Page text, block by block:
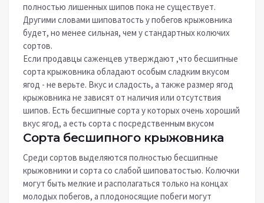
полностью лишенных шипов пока не существует.
Другими словами шиповатость у побегов крыжовника
будет, но менее сильная, чем у стандартных колючих
сортов.
Если продавцы саженцев утверждают ,что бесшипные
сорта крыжовника обладают особым сладким вкусом
ягод - не верьте. Вкус и сладость, а также размер ягод
крыжовника не зависят от наличия или отсутствия
шипов. Есть бесшипные сорта у которых очень хороший
вкус ягод, а есть сорта с посредственным вкусом
Сорта бесшипного крыжовника
Среди сортов выделяются полностью бесшипные
крыжовники и сорта со слабой шиповатостью. Колючки
могут быть мелкие и располагаться только на концах
молодых побегов, а плодоносящие побеги могут